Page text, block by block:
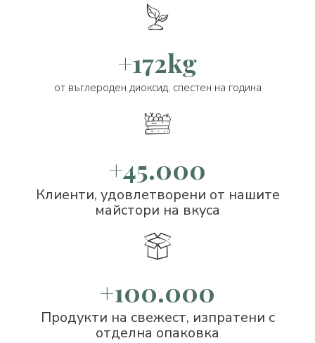
+172kg
от въглероден диоксид, спестен на година
+45.000
Клиенти, удовлетворени от нашите
майстори на вкуса
+100.000
Продукти на свежест, изпратени с
отделна опаковка